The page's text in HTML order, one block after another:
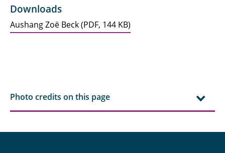
Downloads
Aushang Zoë Beck(PDF, 144 KB)
Photo credits on this page